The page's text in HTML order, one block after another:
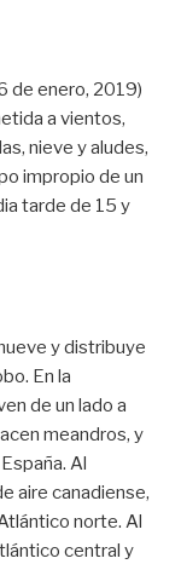
de enero, 2019)
a vientos,
nieve y aludes,
impropio de un
tarde de 15 y
y distribuye
En la
de un lado a
meandros, y
Al
aire canadiense,
norte. Al
central y